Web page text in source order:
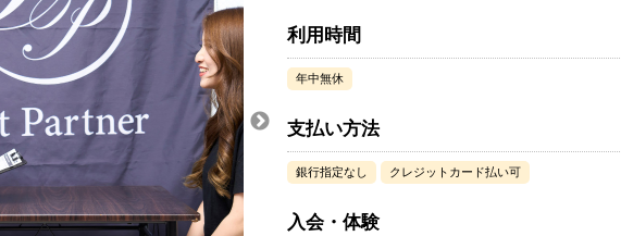
利用時間
年中無休
支払い方法
銀行指定なし クレジットカード払い可
入会・体験